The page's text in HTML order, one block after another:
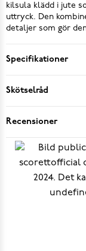
kilsula klädd i jute
uttryck. Den
detaljer som gör
Specifikationer
Skötselråd
Recensioner